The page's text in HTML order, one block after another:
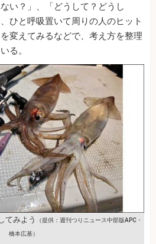
い？」、「どうして？どうし
ひと呼吸置いて周りの人のヒット
変えてみるなどで、考え方を整理
る。
てみよう （提供：週刊つりニュース中部版APC・
橋本広基）